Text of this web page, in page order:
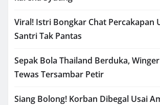
Viral! Istri Bongkar Chat Percakapan
Santri Tak Pantas
Sepak Bola Thailand Berduka, Winger
Tewas Tersambar Petir
Siang Bolong! Korban Dibegal Usai